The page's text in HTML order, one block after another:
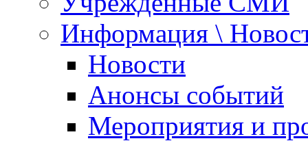
Информация \
Новости
Анонсы событий
Мероприятия и